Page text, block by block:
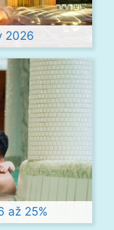
2026
až 25%